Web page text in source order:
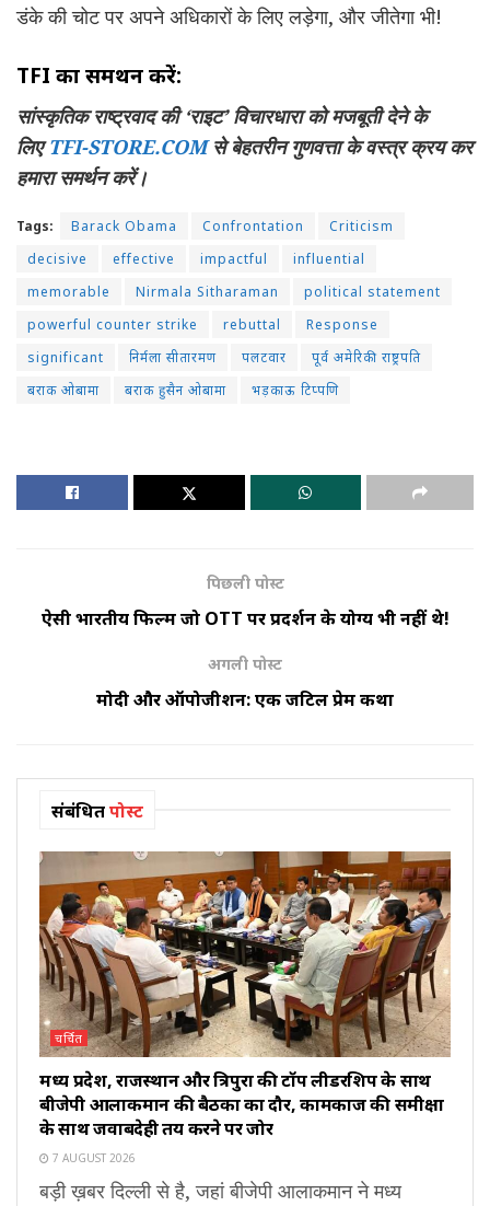
डंके की चोट पर अपने अधिकारों के लिए लड़ेगा, और जीतेगा भी!
TFI का समर्थन करें:
सांस्कृतिक राष्ट्रवाद की ‘राइट’ विचारधारा को मजबूती देने के
लिएTFI-STORE.COMसे बेहतरीन गुणवत्ता के वस्त्र क्रय कर
हमारा समर्थन करें।
Tags: Barack Obama Confrontation
Criticism
decisive
effective impactful
influential
memorable
Nirmala Sitharaman
political statement
powerful counter strike
rebuttal
Response
significant
निर्मला सीतारमण पलटवार
पूर्व अमेरिकी राष्ट्रपति
बराक ओबामा
बराक हुसैन ओबामा भड़काऊ टिप्पणि
पिछली पोस्ट
ऐसी भारतीय फिल्में जो OTT पर प्रदर्शन के योग्य भी नहीं थे!
अगली पोस्ट
मोदी और ऑपोजीशन: एक जटिल प्रेम कथा
संबंधितपोस्ट
चर्चित
मध्य प्रदेश, राजस्थान और त्रिपुरा की टॉप लीडरशिप के साथ
बीजेपी आलाकमान की बैठकों का दौर, कामकाज की समीक्षा
के साथ जवाबदेही तय करने पर जोर
7 AUGUST 2026
बड़ी ख़बर दिल्ली से है, जहां बीजेपी आलाकमान ने मध्य